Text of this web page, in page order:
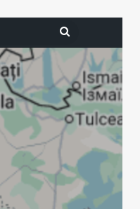
Caută: